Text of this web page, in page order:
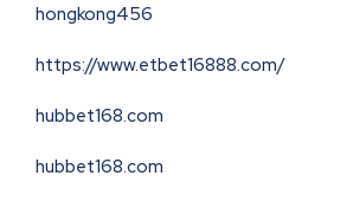
hongkong456
https://www.etbet16888.com/
hubbet168.com
hubbet168.com